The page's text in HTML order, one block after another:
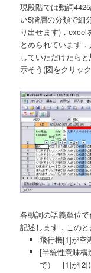
現段階では動詞
い5階層の分類で細
り出せます)．excel
とめられています
していただけたら
示そう(図をクリッ
各動詞の語義単位
記述します．この
飛行機[1]が空
[半統性意味構
で） [1]が[2]